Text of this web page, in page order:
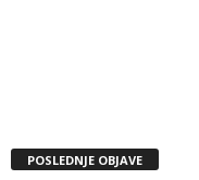
POSLEDNJE OBJAVE